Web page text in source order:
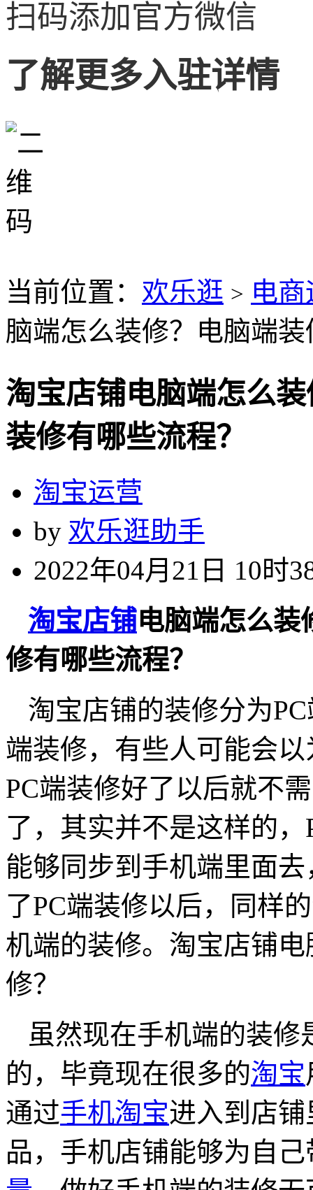
扫码添加官方微信
了解更多入驻详情
当前位置： 欢乐逛 > 电
脑端怎么装修？电脑端
淘宝店铺电脑端怎么
装修有哪些流程？
淘宝运营
by 欢乐逛助手
2022年04月21日 10时
淘宝店铺电脑端怎么装
修有哪些流程？
淘宝店铺的装修分为
端装修，有些人可能会
PC端装修好了以后就不
了，其实并不是这样的，
能够同步到手机端里面
了PC端装修以后，同样
机端的装修。淘宝店铺
修？
虽然现在手机端的装修
的，毕竟现在很多的淘宝
通过手机淘宝进入到店
品，手机店铺能够为自